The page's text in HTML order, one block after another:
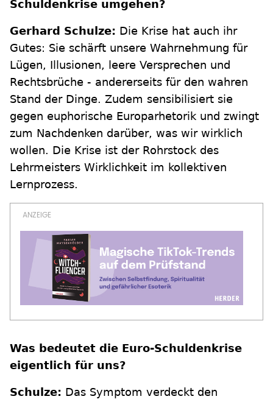
Schuldenkrise umgehen?
Gerhard Schulze: Die Krise hat auch ihr
Gutes: Sie schärft unsere Wahrnehmung für
Lügen, Illusionen, leere Versprechen und
Rechtsbrüche - andererseits für den wahren
Stand der Dinge. Zudem sensibilisiert sie
gegen euphorische Europarhetorik und zwingt
zum Nachdenken darüber, was wir wirklich
wollen. Die Krise ist der Rohrstock des
Lehrmeisters Wirklichkeit im kollektiven
Lernprozess.
Was bedeutet die Euro-Schuldenkrise
eigentlich für uns?
Schulze: Das Symptom verdeckt den